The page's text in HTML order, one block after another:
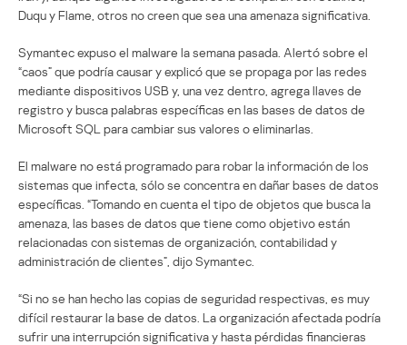
Duqu y Flame, otros no creen que sea una amenaza significativa.
Symantec expuso el malware la semana pasada. Alertó sobre el
“caos” que podría causar y explicó que se propaga por las redes
mediante dispositivos USB y, una vez dentro, agrega llaves de
registro y busca palabras específicas en las bases de datos de
Microsoft SQL para cambiar sus valores o eliminarlas.
El malware no está programado para robar la información de los
sistemas que infecta, sólo se concentra en dañar bases de datos
específicas. “Tomando en cuenta el tipo de objetos que busca la
amenaza, las bases de datos que tiene como objetivo están
relacionadas con sistemas de organización, contabilidad y
administración de clientes”, dijo Symantec.
“Si no se han hecho las copias de seguridad respectivas, es muy
difícil restaurar la base de datos. La organización afectada podría
sufrir una interrupción significativa y hasta pérdidas financieras